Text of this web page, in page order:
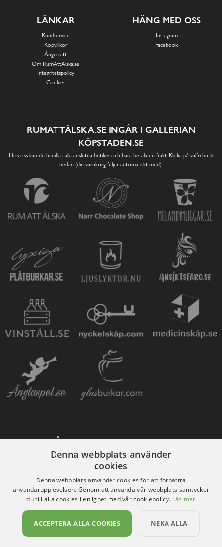
LÄNKAR
Kundservice
Köpvillkor
Ångerrätt
Om RumAttÄlska.se
Integritetspolicy
Cookies
HÄNG MED OSS
Instagram
Facebook
RUMATTÄLSKA.SE INGÅR I GALLERIAN
KÖPSTADEN.SE
Hos oss kan du handla i alla anslutna butiker och bara betala en frakt. Klicka på valfri butik
nedan (din varukorg följer automatiskt med):
VÅRA SAMARBETSPARTNERS
Denna webbplats använder
cookies
Denna webbplats använder cookies för att förbättra
användarupplevelsen. Genom att använda vår webbplats samtycker
du till alla cookies i enlighet med vår cookiepolicy. Läs mer
ACCEPTERA ALLA COOKIES NEKA ALLA